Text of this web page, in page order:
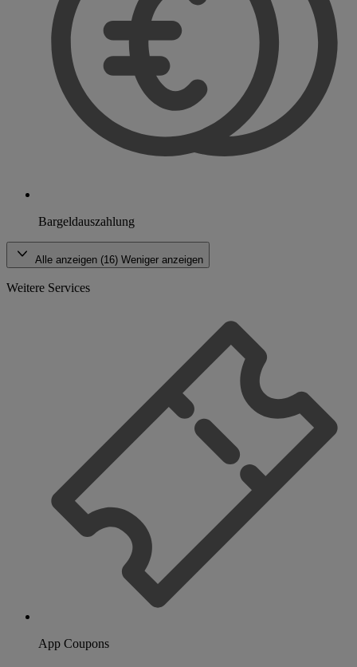
Bargeldauszahlung
Alle anzeigen (16) Weniger anzeigen
Weitere Services
App Coupons